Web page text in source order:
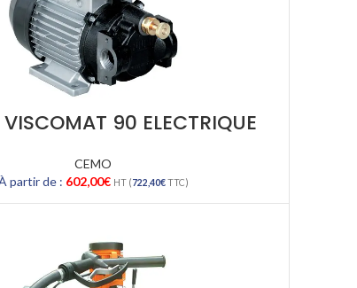
90 ELECTRIQUE
CEMO
partir de : 602,00€ HT (722,40€TTC)